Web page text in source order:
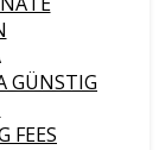
GÜNSTIG
FEES